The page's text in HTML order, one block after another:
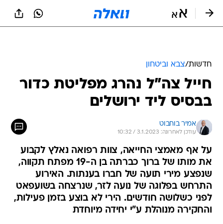
חדשות/צבא וביטחון
חייל צה"ל נהרג מפליטת כדור
בבסיס ליד ירושלים
אמיר בוחבוט
עודכן לאחרונה: 3.1.2023 / 10:32
על אף מאמצי החייאה, צוות רפואה נאלץ לקבוע
את מותו של ברוך כברתה בן ה-19 מפתח תקווה,
שנפצע מירי תועה של חברו בענתות. האירוע
התרחש בפלוגה של נועה לזר, שנרצחה בשועפאט
לפני כשלושה חודשים. הירי לא בוצע בזמן פעילות,
והחקירה מנוהלת ע"י יחידה מיוחדת